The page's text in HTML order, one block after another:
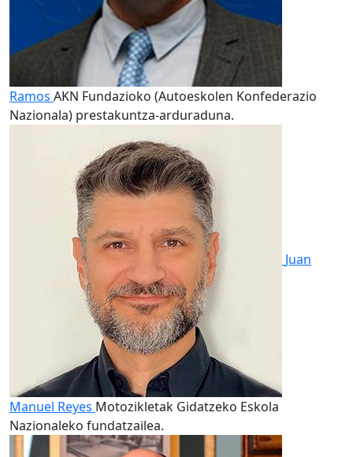
Ramos AKN Fundazioko (Autoeskolen Konfederazio
Nazionala) prestakuntza-arduraduna.
Juan
Manuel Reyes Motozikletak Gidatzeko Eskola
Nazionaleko fundatzailea.